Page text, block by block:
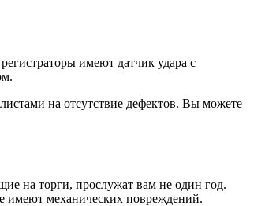
имеют датчик удара с
на отсутствие дефектов. Вы можете
на торги, прослужат вам не один год.
имеют механических повреждений.